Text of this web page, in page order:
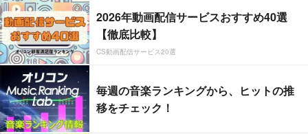
2026年動画配信サービスおすすめ40選
【徹底比較】
CS動画配信サービス20選
毎週の音楽ランキングから、ヒットの推
移をチェック！